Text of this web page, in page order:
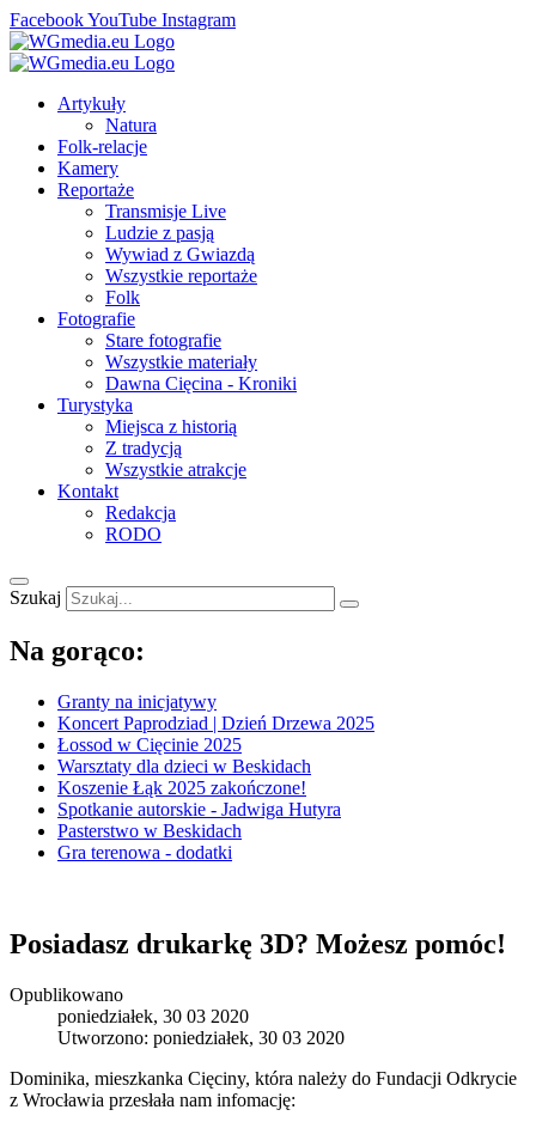
FacebookYouTube Instagram
Artykuły
Natura
Folk-relacje
Kamery
Reportaże
Transmisje Live
Ludzie z pasją
Wywiad z Gwiazdą
Wszystkie reportaże
Folk
Fotografie
Stare fotografie
Wszystkie materiały
Dawna Cięcina - Kroniki
Turystyka
Miejsca z historią
Z tradycją
Wszystkie atrakcje
Kontakt
Redakcja
RODO
Szukaj
Na gorąco:
Granty na inicjatywy
Koncert Paprodziad | Dzień Drzewa 2025
Łossod w Cięcinie 2025
Warsztaty dla dzieci w Beskidach
Koszenie Łąk 2025 zakończone!
Spotkanie autorskie - Jadwiga Hutyra
Pasterstwo w Beskidach
Gra terenowa - dodatki
Posiadasz drukarkę 3D? Możesz pomóc!
Opublikowano
poniedziałek, 30 03 2020
Utworzono: poniedziałek, 30 03 2020
Dominika, mieszkanka Cięciny, która należy do Fundacji Odkrycie
z Wrocławia przesłała nam infomację: